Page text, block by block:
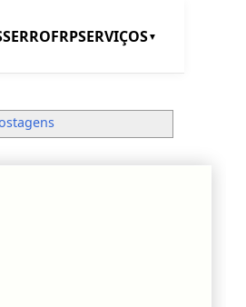
ERROFRPSERVIÇOS▼